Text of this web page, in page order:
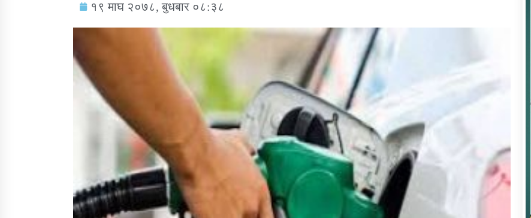
सामाजिक बिकास कार्यालय जुम्लाकाे सुचना
तातोपानी गाउँपालिकाको न्यायिक समिति सम्बन्धी
तातोपानी गाउँपालिका जुम्लाको महिला तथा
१९ माघ २०७८, बुधबार ०८:३८